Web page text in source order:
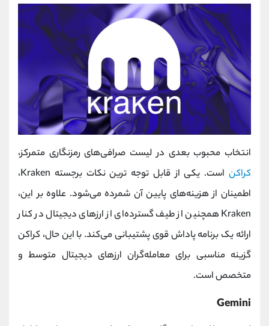
انتخاب محبوب بعدی در لیست صرافی‌های رمزنگاری متمرکز،
کراکن
است. یکی از قابل توجه‌ ترین نکات برجسته Kraken،
اطمینان از هزینه‌های پایین آن شمرده می‌شود. علاوه بر این،
Kraken همچنین از طیف گسترده‌ای از ارزهای دیجیتال در کنار
ارائه یک برنامه پاداش قوی پشتیبانی می‌کند. با این حال، کراکن
گزینه مناسبی برای معامله‌گران ارزهای دیجیتال متوسط و
متخصص است.
Gemini